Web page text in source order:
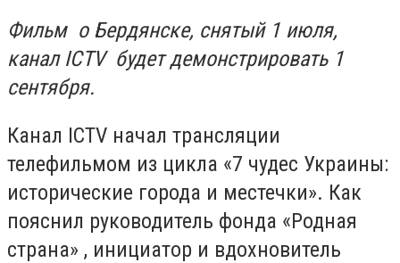
Фильм о Бердянске, снятый 1 июля,
канал ICTVбудет демонстрировать 1
сентября.
Канал ICTV начал трансляции
телефильмом из цикла «7 чудес Украины:
исторические города и местечки». Как
пояснил руководитель фонда «Родная
страна» , инициатор и вдохновитель